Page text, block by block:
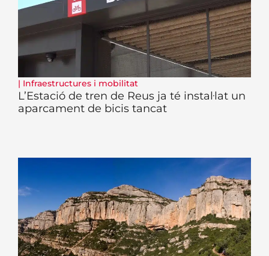
| Infraestructures i mobilitat
L’Estació de tren de Reus ja té instal·lat un
aparcament de bicis tancat